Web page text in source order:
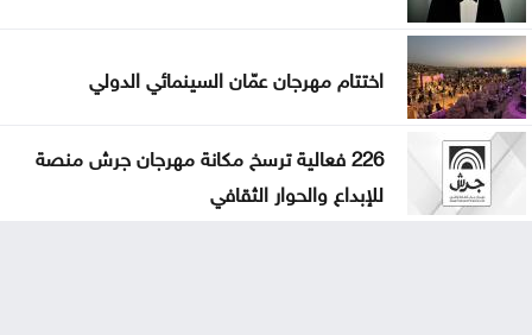
اختتام مهرجان عمّان السينمائي الدولي
226 فعالية ترسخ مكانة مهرجان جرش منصة
للإبداع والحوار الثقافي